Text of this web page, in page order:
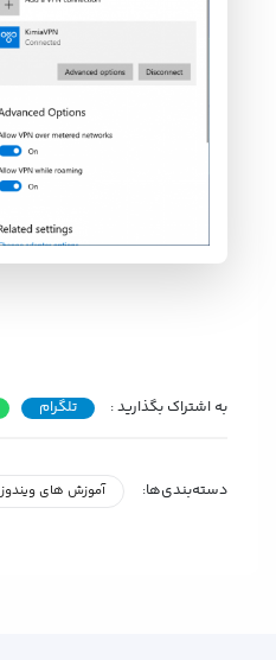
به اشتراک بگذارید : تلگرام
دسته‌بندی‌ها: آموزش های ویندوز